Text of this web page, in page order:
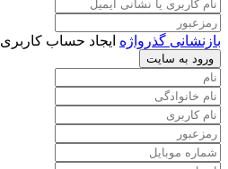
بازنشانی گذرواژه ایجاد حساب کاربری
ورود به سایت